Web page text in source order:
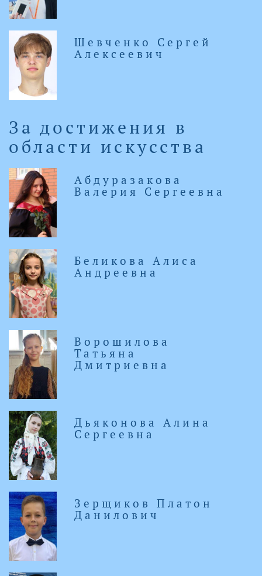
Шевченко Сергей
Алексеевич
За достижения в
области искусства
Абдуразакова
Валерия Сергеевна
Беликова Алиса
Андреевна
Ворошилова
Татьяна
Дмитриевна
Дьяконова Алина
Сергеевна
Зерщиков Платон
Данилович